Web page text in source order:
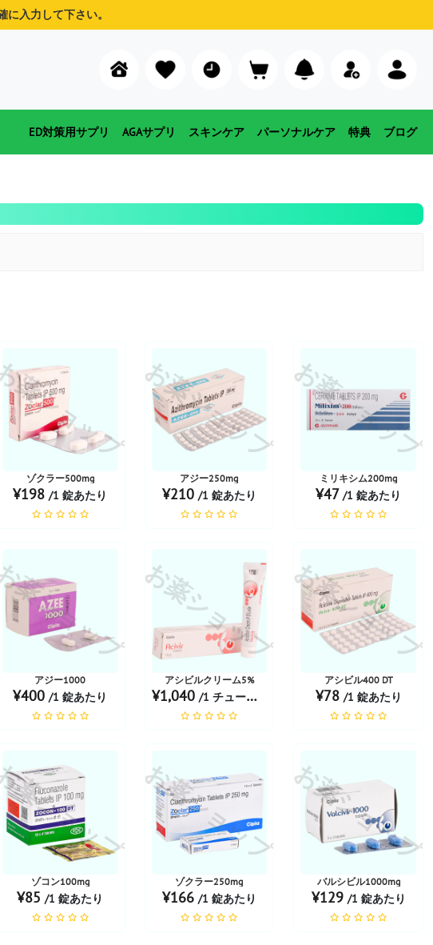
入力して下さい。
ED対策用サプリ AGAサプリ スキンケア パーソナルケア 特典 ブログ
ショップ
ゾクラー500mg
¥198/1 錠あたり
お薬ショップ
アジー250mg
¥210 /1 錠あたり
お薬ショップ
ミリキシム200mg
¥47/1 錠あたり
ショップ
アジー1000
¥400/1 錠あたり
お薬ショップ
アシビルクリーム5%
¥1,040 /1 チューブあたり
お薬ショップ
アシビル400 DT
¥78 /1 錠あたり
ショップ
ゾコン100mg
¥85/1 錠あたり
お薬ショップ
ゾクラー250mg
¥166 /1 錠あたり
お薬ショップ
バルシビル1000mg
¥129 /1 錠あたり